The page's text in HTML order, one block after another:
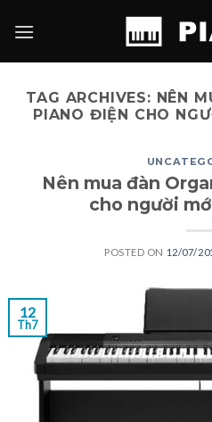
TAG ARCHIVES: NÊN
PIANO ĐIỆN CHO
Nên mua đàn
cho người
POSTED ON 12/07/
12
Th7